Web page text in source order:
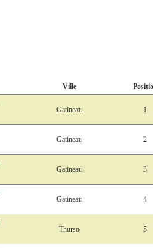
Ville
Gatineau 1
Gatineau 2
Gatineau 3
Gatineau 4
Thurso 5